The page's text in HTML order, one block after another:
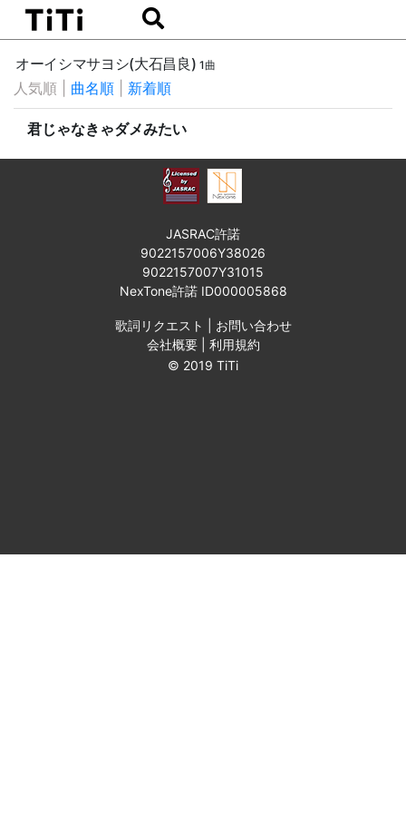
オーイシマサヨシ(大石昌良)1曲
人気順 曲名順 新着順
君じゃなきゃダメみたい
JASRAC許諾
9022157006Y38026
9022157007Y31015
NexTone許諾 ID000005868
歌詞リクエスト
お問い合わせ
会社概要| 利用規約
© 2019 TiTi